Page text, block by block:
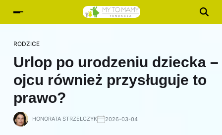
RODZICE
Urlop po urodzeniu dziecka
ojcu również przysługuje to
prawo?
HONORATA STRZELCZYK 2026-03-04